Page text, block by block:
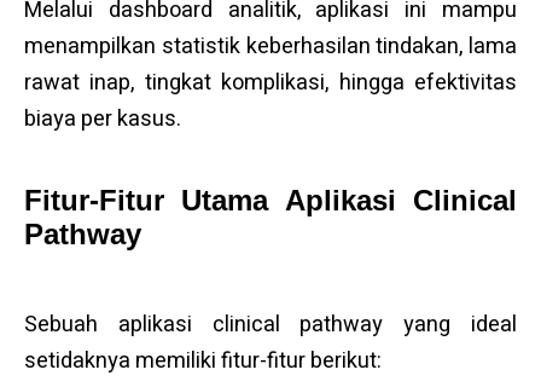
Melalui dashboard analitik, aplikasi ini mampu
menampilkan statistik keberhasilan tindakan, lama
rawat inap, tingkat komplikasi, hingga efektivitas
biaya per kasus.
Fitur-Fitur Utama Aplikasi Clinical
Pathway
Sebuah aplikasi clinical pathway yang ideal
setidaknya memiliki fitur-fitur berikut: